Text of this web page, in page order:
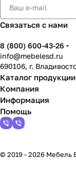
Связаться с нами
8 (800) 600-43-26
info@mebelesd.ru
690106, г.
Каталог продукции
Компания
Информация
Помощь
© 2019 - 2026 Мебель